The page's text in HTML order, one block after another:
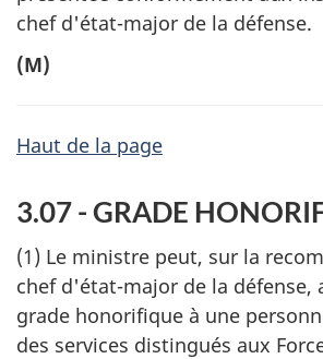
chef d'état-major de la défense.
(M)
Haut de la page
3.07 - GRADE
(1) Le ministre peut, sur la
chef d'état-major de la défense,
grade honorifique à une
des services distingués aux